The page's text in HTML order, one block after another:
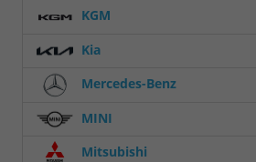
KGM
Kia
Mercedes-Benz
MINI
Mitsubishi